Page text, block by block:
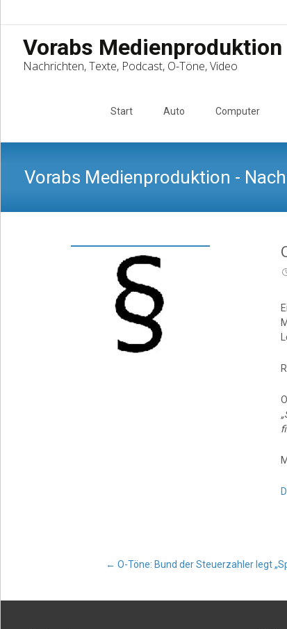
Vorabs Medienproduktion
Nachrichten, Texte, Podcast, O-Töne, Video
Start Auto Computer
Vorabs Medienproduktion -
Post
← O-Töne: Bund der Steuerzahler legt